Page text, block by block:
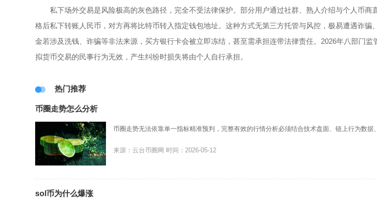
私下场外交易是风险极高的灰色路径，完全不受法律保护。部分用户通过社群、熟人介绍与个人币商
格后私下转账人民币，对方再将比特币转入指定钱包地址。这种方式无第三方托管与风控，极易遭遇诈骗
金若涉及洗钱、诈骗等非法来源，买方银行卡会被立即冻结，甚至需承担连带法律责任。2026年八部门监
拟货币交易的民事行为无效，产生纠纷时损失将由个人自行承担。
热门推荐
币圈走势怎么分析
币圈走势无法依靠单一指标精准预判，完整有效的行情分析必须结合技术盘面、链上行为数据
来源：云台币圈网 时间：2026-05-12
sol币为什么爆涨